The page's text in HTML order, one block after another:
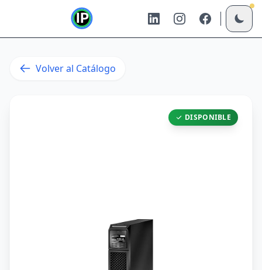
Volver al Catálogo
DISPONIBLE